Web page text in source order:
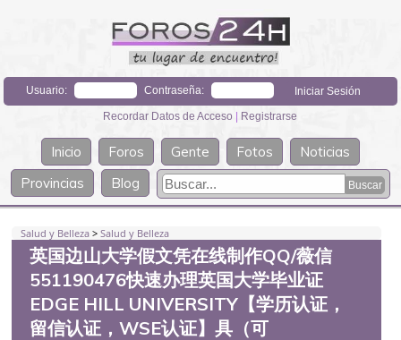
Usuario: Contraseña:
Recordar Datos de Acceso | Registrarse
Inicio Foros Gente Fotos
Noticias
Provincias
Blog
Salud y Belleza >Salud y Belleza
英国边山大学假文凭在线制作QQ/薇信
551190476快速办理英国大学毕业证
EDGE HILL UNIVERSITY【学历认证，
留信认证，WSE认证】具（可